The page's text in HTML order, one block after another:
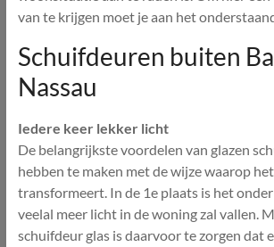
van te krijgen moet je aan het
Schuifdeuren buiten
Nassau
Iedere keer lekker licht
De belangrijkste voordelen van glazen
hebben te maken met de wijze waarop
transformeert. In de 1e plaats is het
veelal meer licht in de woning zal vallen.
schuifdeur glas is daarvoor te zorgen dat